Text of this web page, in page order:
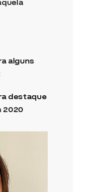
alguns
destaque
2020